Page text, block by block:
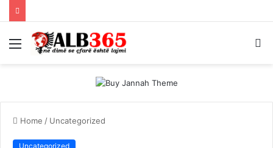
Menu
Home / Uncategorized
Uncategorized